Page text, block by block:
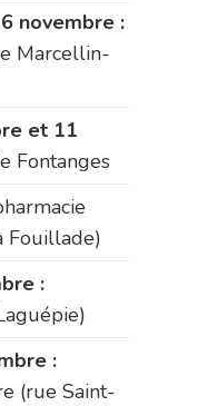
novembre :
Marcellin-
et 11
Fontanges
Fouillade)
:
:
(rue Saint-